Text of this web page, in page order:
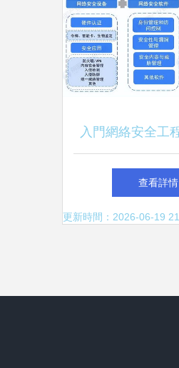
入門網絡安全工
網絡工程知識
查看詳情
更新時間：2026-06-19